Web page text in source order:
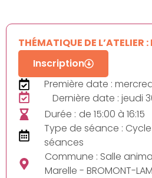
THÉMATIQUE DE L’ATELIER
Inscription
Première date :
Dernière date : jeudi
Durée : de 15:00 à 16:15
Type de séance :
séances
Commune : Salle
Marelle - BROMONT-